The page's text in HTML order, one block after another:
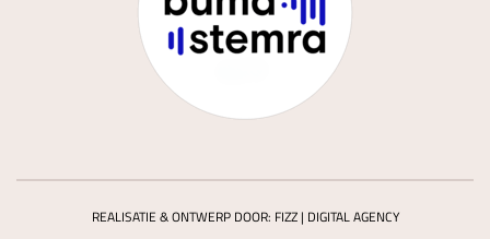
REALISATIE & ONTWERP DOOR: FIZZ | DIGITAL AGENCY